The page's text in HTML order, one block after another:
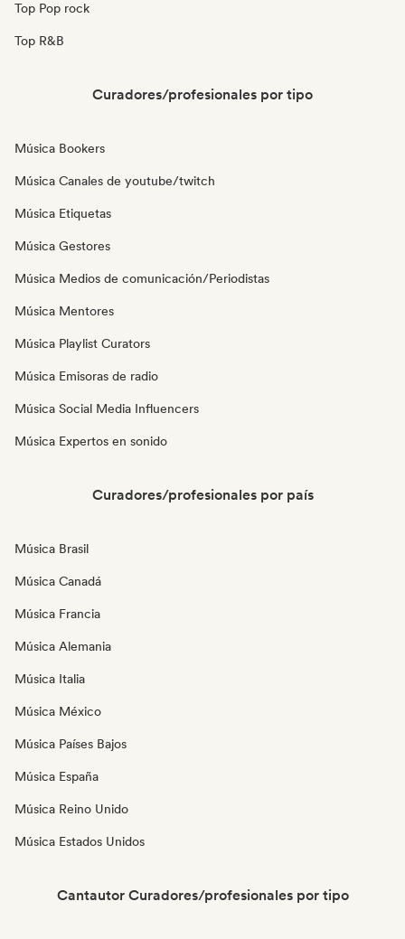
Top Pop rock
Top R&B
Curadores/profesionales por tipo
Música Bookers
Música Canales de youtube/twitch
Música Etiquetas
Música Gestores
Música Medios de comunicación/Periodistas
Música Mentores
Música Playlist Curators
Música Emisoras de radio
Música Social Media Influencers
Música Expertos en sonido
Curadores/profesionales por país
Música Brasil
Música Canadá
Música Francia
Música Alemania
Música Italia
Música México
Música Países Bajos
Música España
Música Reino Unido
Música Estados Unidos
Cantautor Curadores/profesionales por tipo